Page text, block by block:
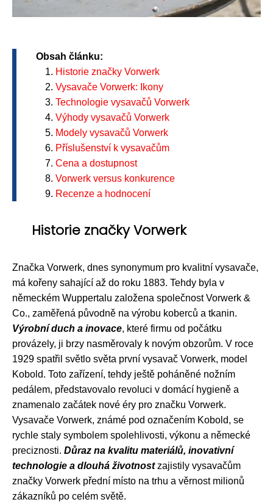
Obsah článku:
Historie značky Vorwerk
Vysavače Vorwerk: Ikony
Technologie vysavačů Vorwerk
Výhody vysavačů Vorwerk
Modely vysavačů Vorwerk
Příslušenství k vysavačům
Cena a dostupnost
Vorwerk versus konkurence
Recenze a hodnocení
Historie značky Vorwerk
Značka Vorwerk, dnes synonymum pro kvalitní vysavače,
má kořeny sahající až do roku 1883. Tehdy byla v
německém Wuppertalu založena společnost Vorwerk &
Co., zaměřená původně na výrobu koberců a tkanin.
Výrobní duch a inovace, které firmu od počátku
provázely, ji brzy nasměrovaly k novým obzorům. V roce
1929 spatřil světlo světa první vysavač Vorwerk, model
Kobold. Toto zařízení, tehdy ještě poháněné nožním
pedálem, představovalo revoluci v domácí hygieně a
znamenalo začátek nové éry pro značku Vorwerk.
Vysavače Vorwerk, známé pod označením Kobold, se
rychle staly symbolem spolehlivosti, výkonu a německé
preciznosti. Důraz na kvalitu materiálů, inovativní
technologie a dlouhá životnostzajistily vysavačům
značky Vorwerk přední místo na trhu a věrnost milionů
zákazníků po celém světě.